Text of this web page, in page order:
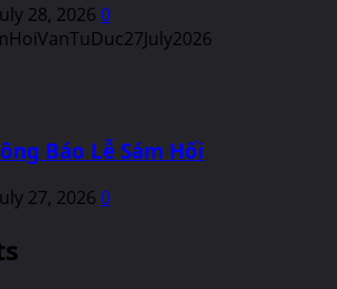
28, 2026 0
Báo Lễ Sám Hối
27, 2026 0